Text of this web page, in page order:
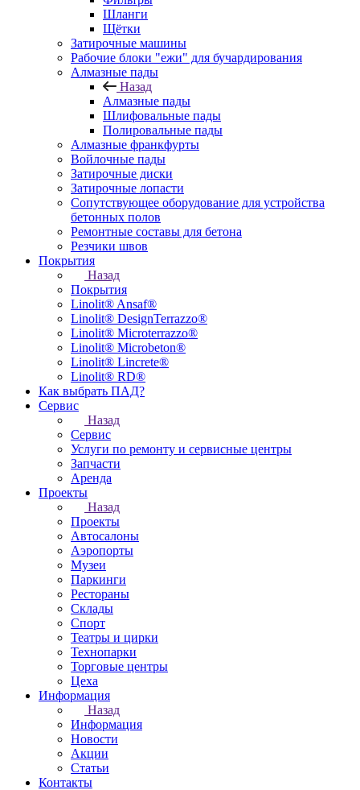
Шланги
Щётки
Затирочные машины
Рабочие блоки "ежи" для бучардирования
Алмазные пады
Назад
Алмазные пады
Шлифовальные пады
Полировальные пады
Алмазные франкфурты
Войлочные пады
Затирочные диски
Затирочные лопасти
Сопутствующее оборудование для устройства
бетонных полов
Ремонтные составы для бетона
Резчики швов
Покрытия
Назад
Покрытия
Linolit® Ansaf®
Linolit® DesignTerrazzo®
Linolit® Microterrazzo®
Linolit® Microbeton®
Linolit® Lincrete®
Linolit® RD®
Как выбрать ПАД?
Сервис
Назад
Сервис
Услуги по ремонту и сервисные центры
Запчасти
Аренда
Проекты
Назад
Проекты
Автосалоны
Аэропорты
Музеи
Паркинги
Рестораны
Склады
Спорт
Театры и цирки
Технопарки
Торговые центры
Цеха
Информация
Назад
Информация
Новости
Акции
Статьи
Контакты